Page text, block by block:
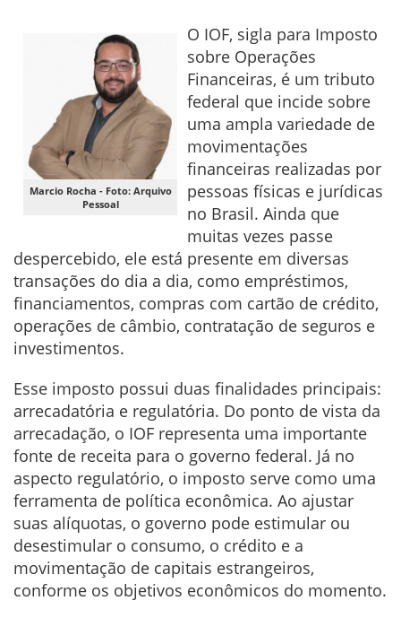
Marcio Rocha - Foto: Arquivo
Pessoal
O IOF, sigla para Imposto
sobre Operações
Financeiras, é um tributo
federal que incide sobre
uma ampla variedade de
movimentações
financeiras realizadas por
pessoas físicas e jurídicas
no Brasil. Ainda que
muitas vezes passe
despercebido, ele está presente em diversas
transações do dia a dia, como empréstimos,
financiamentos, compras com cartão de crédito,
operações de câmbio, contratação de seguros e
investimentos.
Esse imposto possui duas finalidades principais:
arrecadatória e regulatória. Do ponto de vista da
arrecadação, o IOF representa uma importante
fonte de receita para o governo federal. Já no
aspecto regulatório, o imposto serve como uma
ferramenta de política econômica. Ao ajustar
suas alíquotas, o governo pode estimular ou
desestimular o consumo, o crédito e a
movimentação de capitais estrangeiros,
conforme os objetivos econômicos do momento.